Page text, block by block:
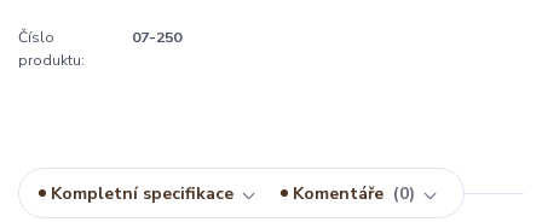
Číslo
produktu:
07-250
Kompletní specifikace Komentáře 0